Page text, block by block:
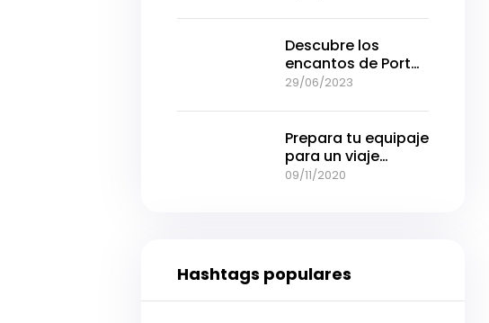
días
Descubre los
encantos de Porto
Alegre: Una joya del
29/06/2023
Prepara tu equipaje
para un viaje
cómodo y sin
09/11/2020
Hashtags populares